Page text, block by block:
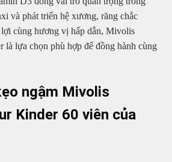
và phát triển hệ xương, răng chắc
cùng hương vị hấp dẫn, Mivolis
lựa chọn phù hợp để đồng hành cùng
ngậm Mivolis
Kinder 60 viên của